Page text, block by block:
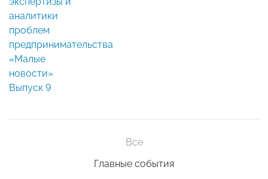
аналитики
проблем
предпринимательства
«Малые
новости»
Выпуск 9
Все
Главные события